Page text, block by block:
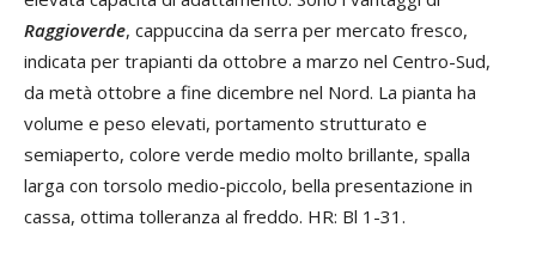
Raggioverde, cappuccina da serra per mercato fresco,
indicata per trapianti da ottobre a marzo nel Centro-Sud,
da metà ottobre a fine dicembre nel Nord. La pianta ha
volume e peso elevati, portamento strutturato e
semiaperto, colore verde medio molto brillante, spalla
larga con torsolo medio-piccolo, bella presentazione in
cassa, ottima tolleranza al freddo. HR: Bl 1-31.